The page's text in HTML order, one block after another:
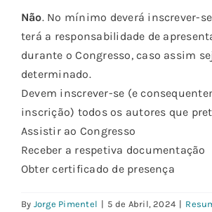
Não. No mínimo deverá inscrever-
terá a responsabilidade de
durante o Congresso, caso assim
determinado.
Devem inscrever-se (e
inscrição) todos os autores que
Assistir ao Congresso
Receber a respetiva documentação
Obter certificado de presença
By Jorge Pimentel | 5 de Abril, 2024 |